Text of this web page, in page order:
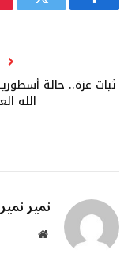
فيسبوك تويتر
ثبات غزة.. حالة
الله
نمير نمير
موقع